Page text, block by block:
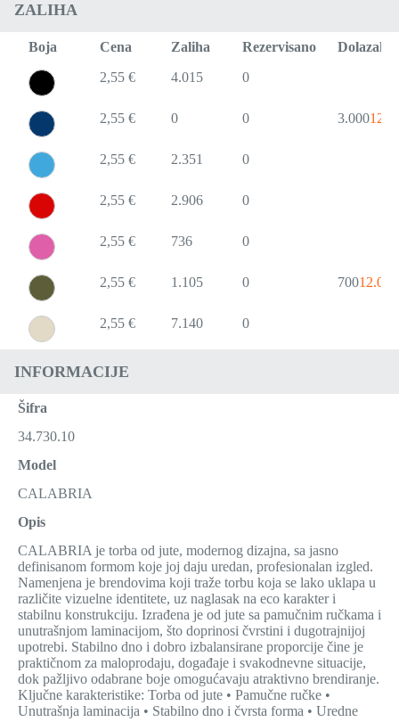
ZALIHA
Boja Cena Zaliha Rezervisano
Dolazak
2,55 €
4.015 0
2,55 € 0 0 3.000
2,55 € 2.351 0
2,55 € 2.906 0
2,55 € 736 0
2,55 € 1.105 0 700
2,55 € 7.140 0
INFORMACIJE
Šifra
34.730.10
Model
CALABRIA
Opis
CALABRIA je torba od jute, modernog dizajna, sa jasno
definisanom formom koje joj daju uredan, profesionalan izgled.
Namenjena je brendovima koji traže torbu koja se lako uklapa u
različite vizuelne identitete, uz naglasak na eco karakter i
stabilnu konstrukciju. Izrađena je od jute sa pamučnim ručkama i
unutrašnjom laminacijom, što doprinosi čvrstini i dugotrajnijoj
upotrebi. Stabilno dno i dobro izbalansirane proporcije čine je
praktičnom za maloprodaju, događaje i svakodnevne situacije,
dok pažljivo odabrane boje omogućavaju atraktivno brendiranje.
Ključne karakteristike: Torba od jute • Pamučne ručke •
Unutrašnja laminacija • Stabilno dno i čvrsta forma • Uredne